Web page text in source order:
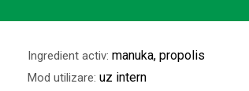
Ingredient activ: manuka, propolis
Mod utilizare: uz intern